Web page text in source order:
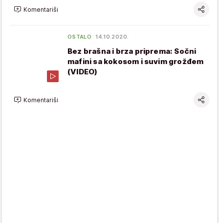
Komentariši
OSTALO 14.10.2020.
Bez brašna i brza priprema: Sočni
mafini sa kokosom i suvim grožđem
(VIDEO)
Komentariši